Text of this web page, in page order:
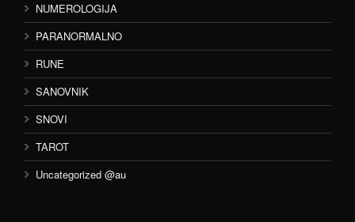
NUMEROLOGIJA
PARANORMALNO
RUNE
SANOVNIK
SNOVI
TAROT
Uncategorized @au